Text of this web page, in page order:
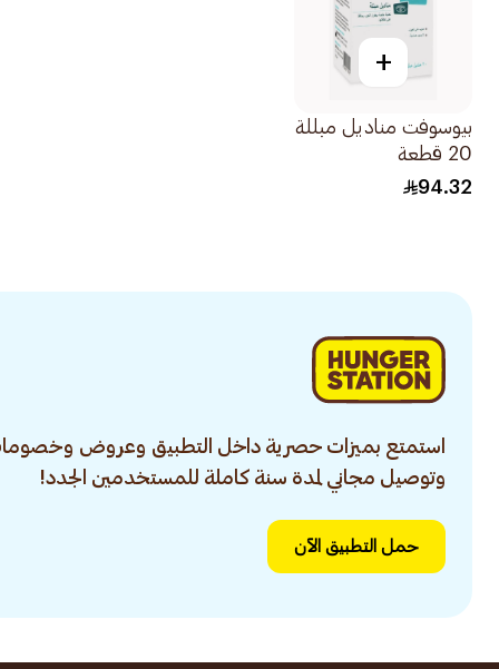
+
بيوسوفت مناديل مبللة
20 قطعة
94.32
استمتع بميزات حصرية داخل التطبيق وعروض
وتوصيل مجاني لمدة سنة كاملة للمستخدمين الجدد!
حمل التطبيق الآن